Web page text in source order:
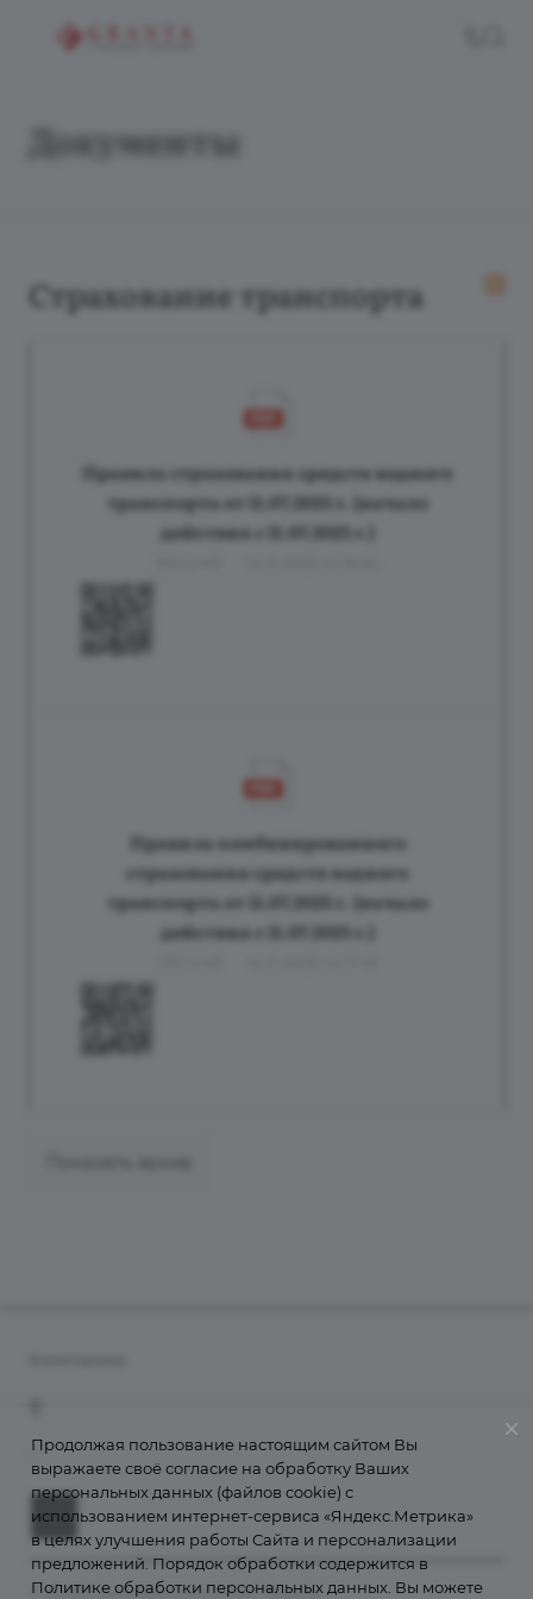
Документы
Страхование транспорта
Правила страхования средств водного
транспорта от 11.07.2025 г. (начало
действия с 11.07.2025 г.)
Правила комбинированного
страхования средств водного
транспорта от 11.07.2025 г. (начало
действия с 11.07.2025 г.)
Контакты
Документы
Лицензии
История
Информация для клиентов
info@grantains.ru
© 2026 Страховая компания "Гранта"
Продолжая пользование настоящим сайтом Вы
выражаете своё согласие на обработку Ваших
персональных данных (файлов cookie) с
использованием интернет-сервиса «Яндекс.Метрика»
в целях улучшения работы Сайта и персонализации
предложений. Порядок обработки содержится в
Политике обработки персональных данных . Вы можете